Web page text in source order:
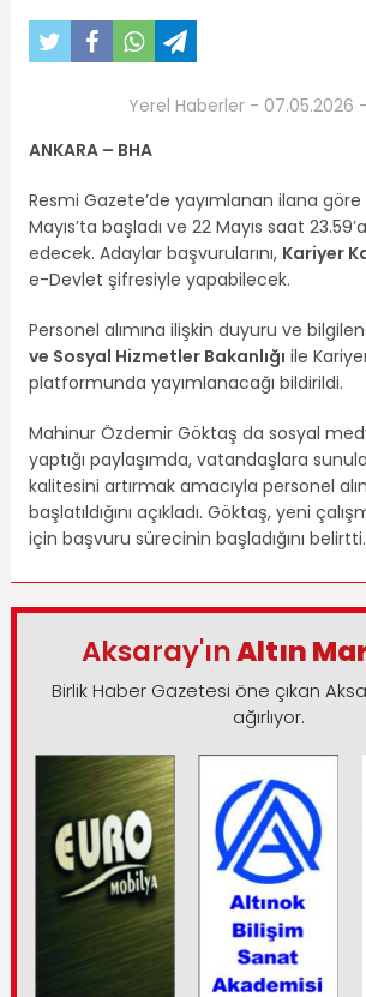
Yerel Haberler - 07.05.2026
ANKARA – BHA
Resmi Gazete’de yayımlanan ilana
Mayıs’ta başladı ve 22 Mayıs saat
edecek. Adaylar başvurularını, Kariyer
e-Devlet şifresiyle yapabilecek.
Personel alımına ilişkin duyuru ve
ve Sosyal Hizmetler Bakanlığı ile
platformunda yayımlanacağı bildirildi.
Mahinur Özdemir Göktaş da sosyal
yaptığı paylaşımda, vatandaşlara
kalitesini artırmak amacıyla personel
başlatıldığını açıkladı. Göktaş, yeni
için başvuru sürecinin başladığını belirtti.
Aksaray'ınAltın
Birlik Haber Gazetesi öne çıkan
ağırlıyor.